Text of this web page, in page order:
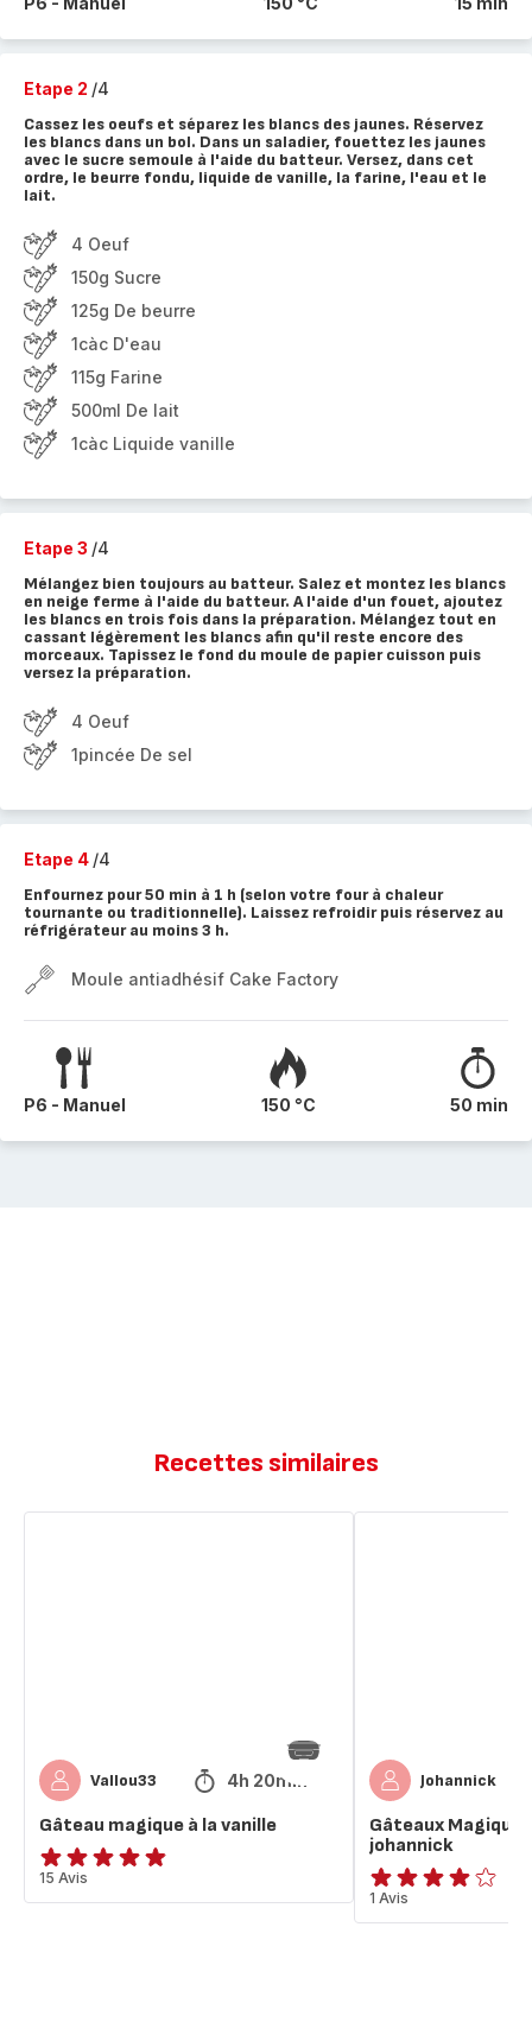
Etape 2 /4
Cassez les oeufs et séparez les blancs des jaunes. Réservez
les blancs dans un bol. Dans un saladier, fouettez les jaunes
avec le sucre semoule à l'aide du batteur. Versez, dans cet
ordre, le beurre fondu, liquide de vanille, la farine, l'eau et le
lait.
4 Oeuf
150g Sucre
125g De beurre
1càc D'eau
115g Farine
500ml De lait
1càc Liquide vanille
Etape 3 /4
Mélangez bien toujours au batteur. Salez et montez les blancs
en neige ferme à l'aide du batteur. A l'aide d'un fouet, ajoutez
les blancs en trois fois dans la préparation. Mélangez tout en
cassant légèrement les blancs afin qu'il reste encore des
morceaux. Tapissez le fond du moule de papier cuisson puis
versez la préparation.
4 Oeuf
1pincée De sel
Etape 4 /4
Enfournez pour 50 min à 1 h (selon votre four à chaleur
tournante ou traditionnelle). Laissez refroidir puis réservez au
réfrigérateur au moins 3 h.
Moule antiadhésif Cake Factory
P6 - Manuel 150 °C 50 min
Recettes similaires
Vallou33 4h 20min
Gâteau magique à la vanille
ratings.4.8
15 Avis
Johannick
Gâteaux Magique
johannick
Avis
4
1 Avis